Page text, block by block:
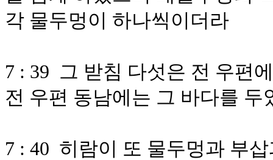
각 물두멍이 하나씩이더라
7 : 39 그 받침 다섯은 전 우편
전 우편 동남에는 그 바다를 두
7 : 40 히람이 또 물두멍과 부